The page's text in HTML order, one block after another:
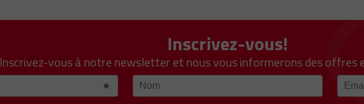
Inscrivez-vous!
Inscrivez-vous à notre newsletter et nous vous informerons des offres